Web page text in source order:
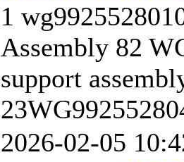
1
Assembly 82
support
2026-02-05